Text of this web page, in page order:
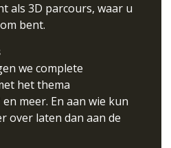
als 3D parcours, waar u
bent.
we complete
het thema
meer. En aan wie kun
over laten dan aan de